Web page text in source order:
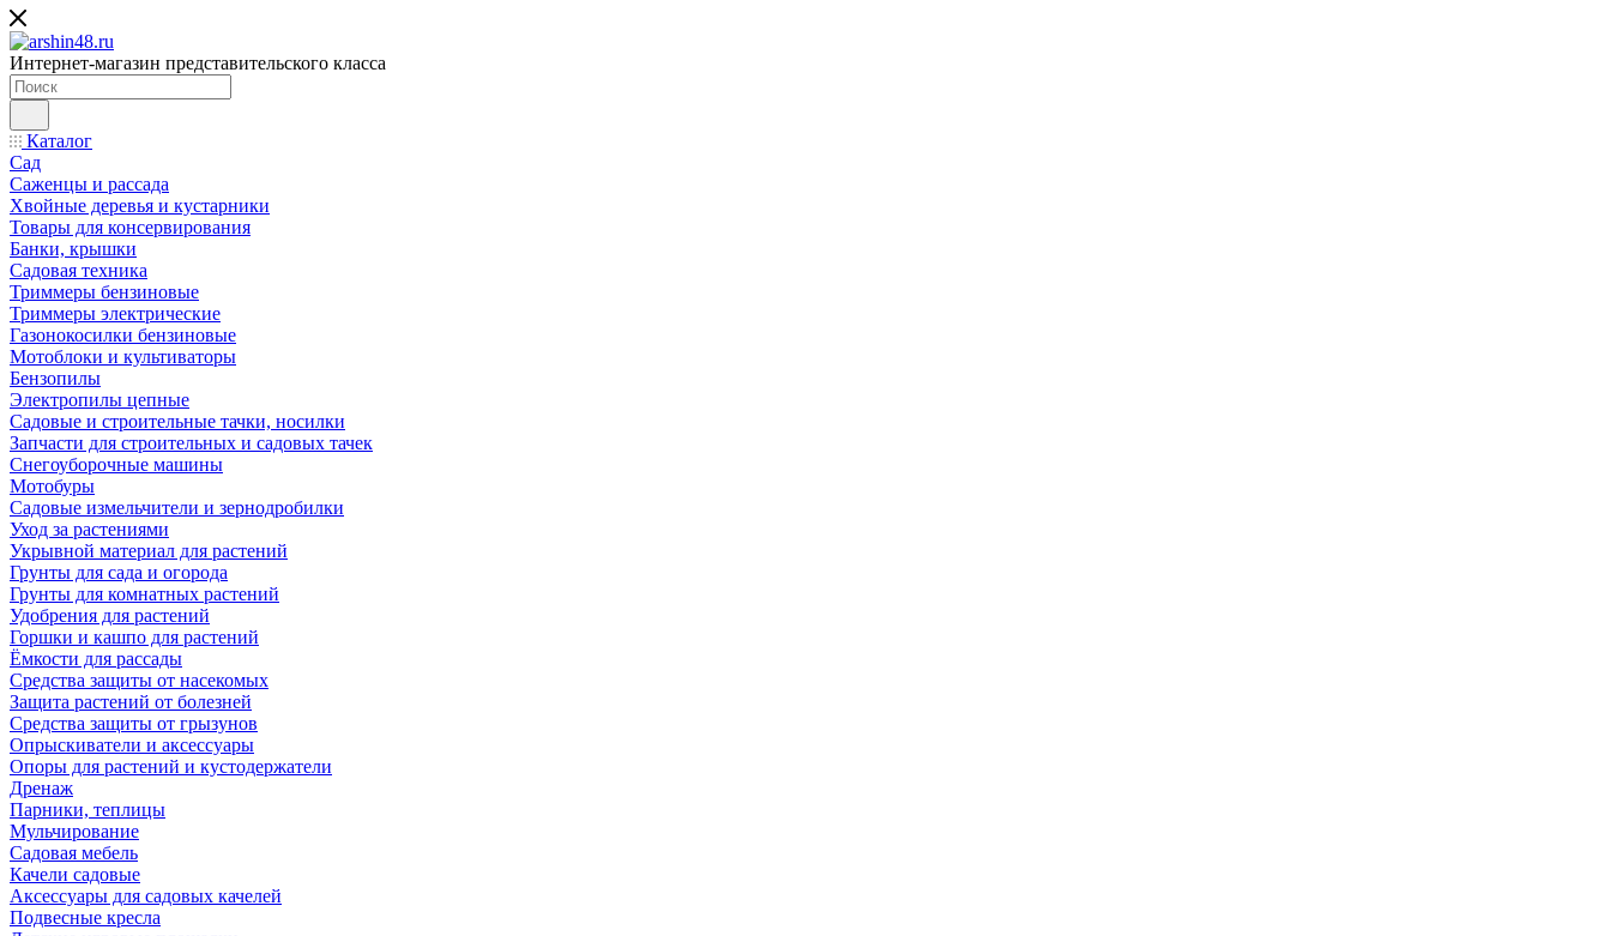
Интернет-магазин представительского класса
Каталог
Сад
Саженцы и рассада
Хвойные деревья и кустарники
Товары для консервирования
Банки, крышки
Садовая техника
Триммеры бензиновые
Триммеры электрические
Газонокосилки бензиновые
Мотоблоки и культиваторы
Бензопилы
Электропилы цепные
Садовые и строительные тачки, носилки
Запчасти для строительных и садовых тачек
Снегоуборочные машины
Мотобуры
Садовые измельчители и зернодробилки
Уход за растениями
Укрывной материал для растений
Грунты для сада и огорода
Грунты для комнатных растений
Удобрения для растений
Горшки и кашпо для растений
Ёмкости для рассады
Средства защиты от насекомых
Защита растений от болезней
Средства защиты от грызунов
Опрыскиватели и аксессуары
Опоры для растений и кустодержатели
Дренаж
Парники, теплицы
Мульчирование
Садовая мебель
Качели садовые
Аксессуары для садовых качелей
Подвесные кресла